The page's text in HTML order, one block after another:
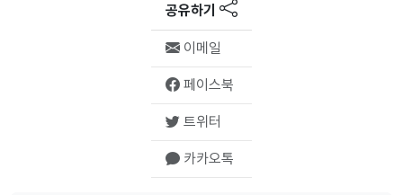
공유하기
이메일
페이스북
트위터
카카오톡